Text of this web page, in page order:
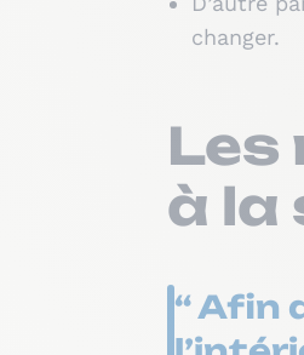
changer.
Les
à la
“ Afin